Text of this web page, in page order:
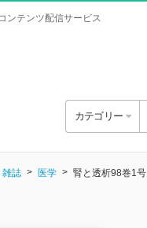
ンテンツ配信サービス
カテゴリー
雑誌 医学 腎と透析98巻1号